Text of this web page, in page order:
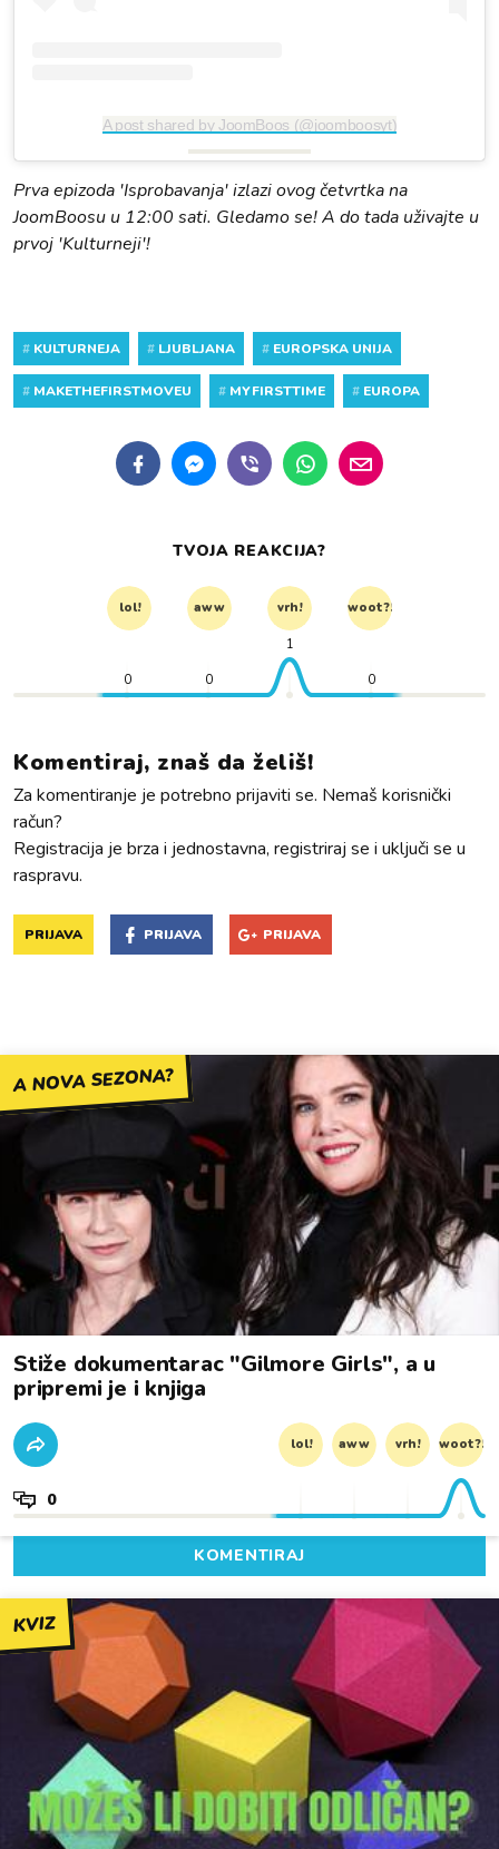
A post shared by JoomBoos (@joomboosyt)
Prva epizoda 'Isprobavanja' izlazi ovog četvrtka na
JoomBoosu u 12:00 sati. Gledamo se! A do tada uživajte u
prvoj 'Kulturneji'!
# KULTURNEJA # LJUBLJANA # EUROPSKA UNIJA
# MAKETHEFIRSTMOVEU # MYFIRSTTIME # EUROPA
TVOJA REAKCIJA?
lol! aww vrh! woot?!
0 0
1
0
Komentiraj, znaš da želiš!
Za komentiranje je potrebno prijaviti se. Nemaš korisnički
račun?
Registracija je brza i jednostavna, registriraj se i uključi se u
raspravu.
PRIJAVA PRIJAVA PRIJAVA
A NOVA SEZONA?
Stiže dokumentarac "Gilmore Girls", a u
pripremi je i knjiga
lol! aww vrh! woot?!
0
KOMENTIRAJ
KVIZ